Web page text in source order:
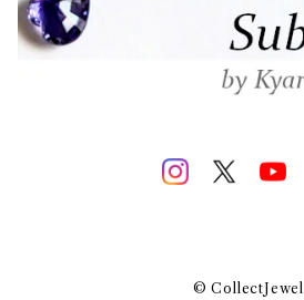
© CollectJewel